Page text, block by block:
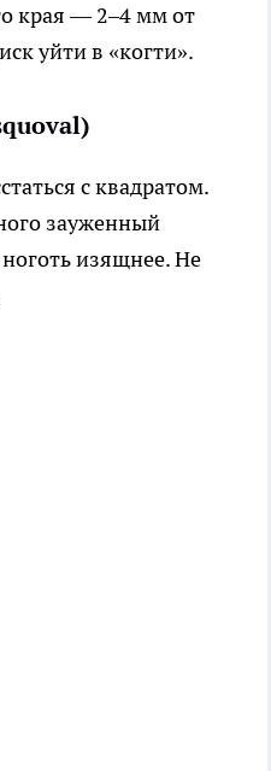
края — 2–4 мм от
уйти в «когти».
с квадратом.
зауженный
изящнее. Не